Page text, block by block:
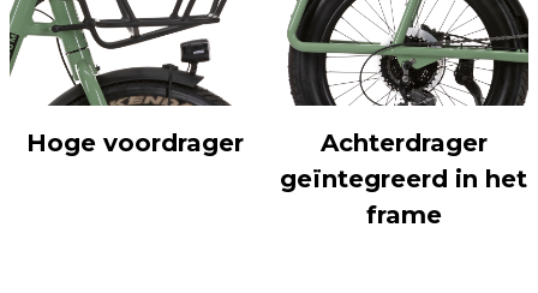
Hoge voordrager
Achterdrager
geïntegreerd in het
frame